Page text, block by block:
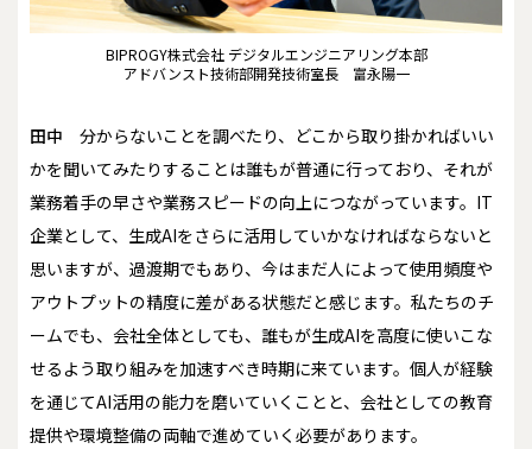
BIPROGY株式会社 デジタルエンジニアリング本部
アドバンスト技術部開発技術室長 富永陽一
田中
分からないことを調べたり、どこから取り掛かればいい
かを聞いてみたりすることは誰もが普通に行っており、それが
業務着手の早さや業務スピードの向上につながっています。IT
企業として、生成AIをさらに活用していかなければならないと
思いますが、過渡期でもあり、今はまだ人によって使用頻度や
アウトプットの精度に差がある状態だと感じます。私たちのチ
ームでも、会社全体としても、誰もが生成AIを高度に使いこな
せるよう取り組みを加速すべき時期に来ています。個人が経験
を通じてAI活用の能力を磨いていくことと、会社としての教育
提供や環境整備の両軸で進めていく必要があります。